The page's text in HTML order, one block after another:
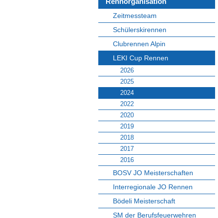
Zeitmessteam
Schülerskirennen
Clubrennen Alpin
LEKI Cup Rennen
2026
2025
2024
2022
2020
2019
2018
2017
2016
BOSV JO Meisterschaften
Interregionale JO Rennen
Bödeli Meisterschaft
SM der Berufsfeuerwehren